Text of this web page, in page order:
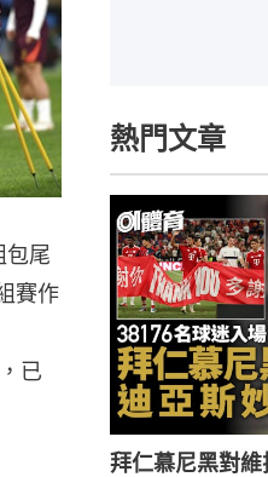
包尾
賽作
已
熱門文章
拜仁慕尼黑對